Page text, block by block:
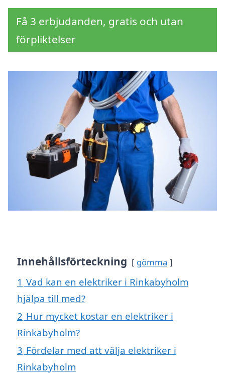
Få 3 erbjudanden, gratis och utan
förpliktelser
Innehållsförteckning gömma
1 Vad kan en elektriker i Rinkabyholm
hjälpa till med?
2 Hur mycket kostar en elektriker i
Rinkabyholm?
3 Fördelar med att välja elektriker i
Rinkabyholm